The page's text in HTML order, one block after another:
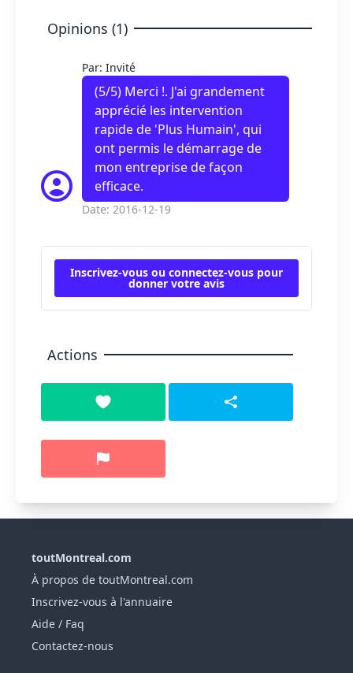
Opinions (1)
Par: Invité
(5/5) Merci !. J'ai grandement
apprécié les intervention
rapide de 'Plus Humain', qui
ont permis le démarrage de
mon entreprise de façon
efficace.
Date: 2016-12-19
Inscrivez-vous ou connectez-vous pour
donner votre avis
Actions
toutMontreal.com
À propos de toutMontreal.com
Inscrivez-vous à l'annuaire
Aide / Faq
Contactez-nous